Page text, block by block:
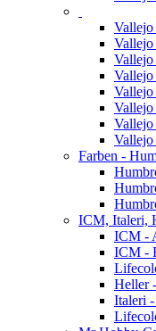
Vallejo
Vallejo
Vallejo
Vallejo
Farben -
ICM, Italeri,
ICM -
ICM -
Heller
Italeri